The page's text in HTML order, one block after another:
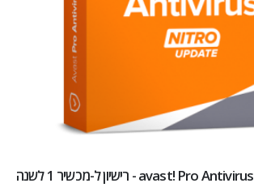
avast! Pro Antivirus - רישיון ל-מכשיר 1 לשנה